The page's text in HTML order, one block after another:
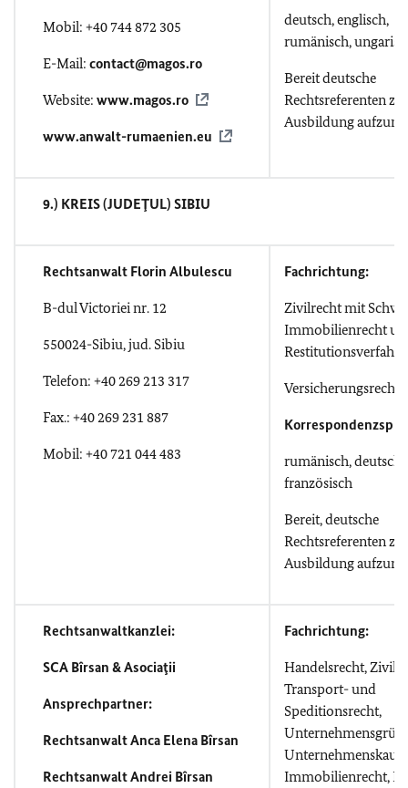
Mobil: +40 744 872 305
E-Mail: contact@magos.ro
Website: www.magos.ro
www.anwalt-rumaenien.eu
deutsch, englisch,
rumänisch,
Bereit deutsche
Rechtsreferenten zur
Ausbildung
9.) KREIS (JUDEŢUL) SIBIU
Rechtsanwalt Florin Albulescu
B-dul Victoriei nr. 12
550024-Sibiu, jud. Sibiu
Telefon: +40 269 213 317
Fax.: +40 269 231 887
Mobil: +40 721 044 483
Fachrichtung:
Zivilrecht mit
Immobilienrecht
Versicherungsrecht
rumänisch, deutsch
französisch
Bereit, deutsche
Rechtsreferenten zur
Ausbildung
Rechtsanwaltkanzlei:
SCA Bîrsan & Asociaţii
Ansprechpartner:
Rechtsanwalt Anca Elena Bîrsan
Rechtsanwalt Andrei Bîrsan
Fachrichtung:
Handelsrecht,
Transport- und
Speditionsrecht,
Unternehmenskauf,
Immobilienrecht,